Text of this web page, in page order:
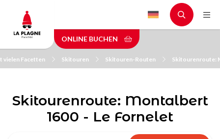
main
content
ONLINE BUCHEN
vielen Facetten Skitouren Skitouren-Routen Skitourenroute:
Skitourenroute: Montalbert
1600 - Le Fornelet